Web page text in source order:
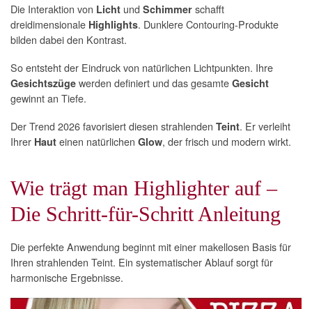
Die Interaktion von Licht und Schimmer schafft
dreidimensionale Highlights. Dunklere Contouring-Produkte
bilden dabei den Kontrast.
So entsteht der Eindruck von natürlichen Lichtpunkten. Ihre
Gesichtszüge werden definiert und das gesamte Gesicht
gewinnt an Tiefe.
Der Trend 2026 favorisiert diesen strahlenden Teint. Er verleiht
Ihrer Haut einen natürlichen Glow, der frisch und modern wirkt.
Wie trägt man Highlighter auf –
Die Schritt-für-Schritt Anleitung
Die perfekte Anwendung beginnt mit einer makellosen Basis für
Ihren strahlenden Teint. Ein systematischer Ablauf sorgt für
harmonische Ergebnisse.